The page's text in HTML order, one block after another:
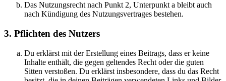
Das Nutzungsrecht nach Punkt 2, Unterpunkt a bleibt auch
nach Kündigung des Nutzungsvertrages bestehen.
3. Pflichten des Nutzers
Du erklärst mit der Erstellung eines Beitrags, dass er keine
Inhalte enthält, die gegen geltendes Recht oder die guten
Sitten verstoßen. Du erklärst insbesondere, dass du das Recht